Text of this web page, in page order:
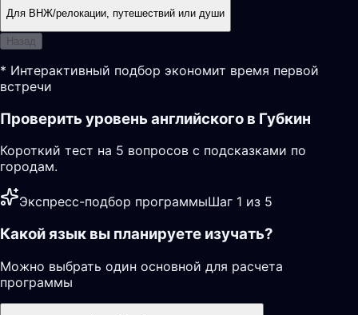
Для ВНЖ/релокации, путешествий или души
Назад
* Интерактивный подбор экономит время первой
встречи
Проверить уровень английского в Губкин
Короткий тест на 5 вопросов с подсказками по
городам.
Экспресс-подбор программыШаг 1 из 5
Какой язык вы планируете изучать?
Можно выбрать один основной для расчета
программы